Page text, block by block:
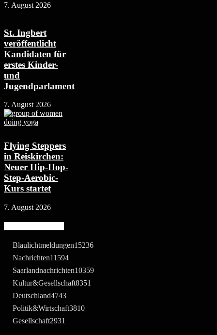
7. August 2026
St. Ingbert
veröffentlicht
Kandidaten für
erstes Kinder-
und
Jugendparlament
7. August 2026
Flying Steppers
in Reiskirchen:
Neuer Hip-Hop-
Step-Aerobic-
Kurs startet
7. August 2026
Blaulichtmeldungen15236
Nachrichten11594
Saarlandnachrichten10359
Kultur&Gesellschaft8351
Deutschland4743
Politik&Wirtschaft3810
Gesellschaft2931